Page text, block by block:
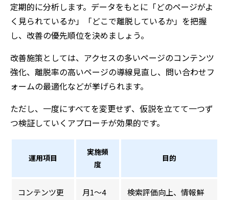
定期的に分析します。データをもとに「どのページがよ
く見られているか」「どこで離脱しているか」を把握
し、改善の優先順位を決めましょう。
改善施策としては、アクセスの多いページのコンテンツ
強化、離脱率の高いページの導線見直し、問い合わせフ
ォームの最適化などが挙げられます。
ただし、一度にすべてを変更せず、仮説を立てて一つず
つ検証していくアプローチが効果的です。
運用項目
実施頻
度
目的
コンテンツ更
月1〜4
検索評価向上、情報鮮